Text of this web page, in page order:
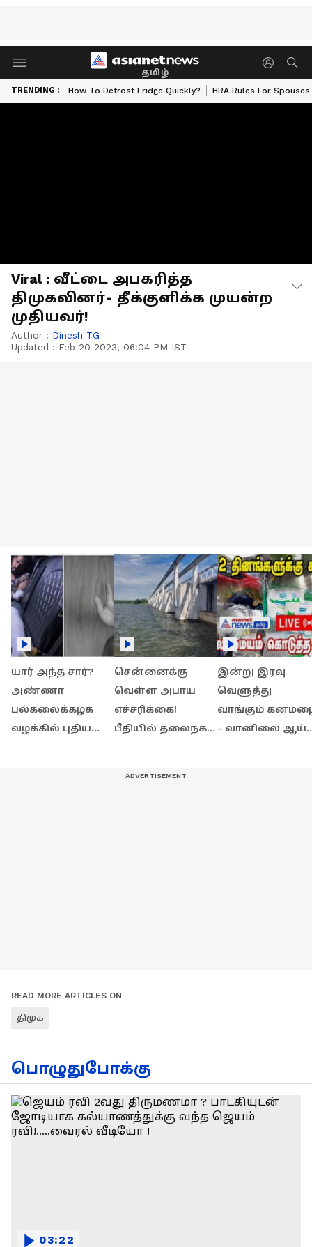
தமிழ்
TRENDING : How To Defrost Fridge Quickly? HRA Rules For Spouses
Viral : வீட்டை அபகரித்த
திமுகவினர்- தீக்குளிக்க முயன்ற
முதியவர்!
Author : Dinesh TG
Updated : Feb 20 2023, 06:04 PM IST
யார் அந்த சார்?
அண்ணா
பல்கலைக்கழக
வழக்கில் புதிய
சென்னைக்கு
வெள்ள அபாய
எச்சரிக்கை!
பீதியில் தலைநகர
இன்று இரவு
வெளுத்து
வாங்கும்
- வானிலை
READ MORE ARTICLES ON
திமுக
பொழுதுபோக்கு
03:22